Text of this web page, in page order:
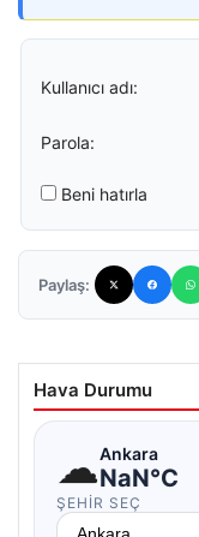
Kullanıcı adı:
Parola:
Beni hatırla
Paylaş:
Hava Durumu
☁Ankara
NaN°C
ŞEHIR SEÇ